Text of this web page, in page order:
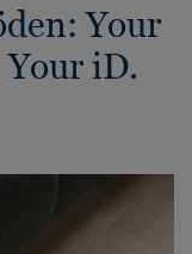
Your
Your iD.